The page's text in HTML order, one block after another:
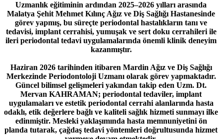
Uzmanlık eğitiminin ardından 2025–2026 yılları arasında
Malatya Şehit Mehmet Kılınç Ağız ve Diş Sağlığı Hastanesinde
görev yapmış, bu süreçte periodontal hastalıkların tanı ve
tedavisi, implant cerrahisi, yumuşak ve sert doku cerrahileri ile
ileri periodontal tedavi uygulamalarında önemli klinik deneyim
kazanmıştır.
Haziran 2026 tarihinden itibaren Mardin Ağız ve Diş Sağlığı
Merkezinde Periodontoloji Uzmanı olarak görev yapmaktadır.
Güncel bilimsel gelişmeleri yakından takip eden Uzm. Dt.
Mervan KAHRAMAN; periodontal tedaviler, implant
uygulamaları ve estetik periodontal cerrahi alanlarında hasta
odaklı, etik değerlere bağlı ve kaliteli sağlık hizmeti sunmayı ilke
edinmiştir. Mesleki yaklaşımında hasta memnuniyetini ön
planda tutarak, çağdaş tedavi yöntemleri doğrultusunda hizmet